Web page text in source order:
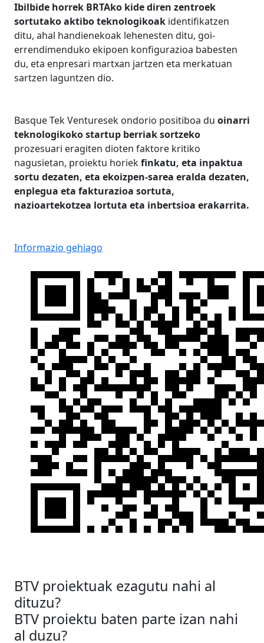
Ibilbide horrek BRTAko kide diren zentroek
sortutakoaktibo teknologikoak identifikatzen
ditu, ahal handienekoak lehenesten ditu, goi-
errendimenduko ekipoen konfigurazioa babesten
du, eta enpresari martxan jartzen eta merkatuan
sartzen laguntzen dio.
Basque Tek Venturesek ondorio positiboa du oinarri
teknologikoko startup berriak sortzeko
prozesuari eragiten dioten faktore kritiko
nagusietan, proiektu horiekfinkatu, eta inpaktua
sortu dezaten, eta ekoizpen-sarea eralda dezaten,
enplegua eta fakturazioa sortuta,
nazioartekotzea lortuta eta inbertsioa erakarrita.
Informazio gehiago
BTV proiektuak ezagutu nahi al
dituzu?
BTV proiektu baten parte izan nahi
al duzu?